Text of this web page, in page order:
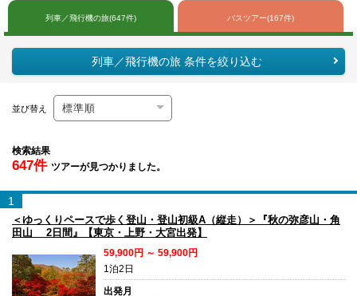
列車／飛行機の旅(647件) バスツアー(167件)
列車／飛行機の旅 条件を絞り込む
並び替え
検索結果
647件 ツアーが見つかりました。
1
＜ゆっくりペースで歩く登山・登山初級A（縦走）＞『秋の弥彦山・角
田山 2日間』【東京・上野・大宮出発】
59,900円 ～ 59,900円
1泊2日
出発月